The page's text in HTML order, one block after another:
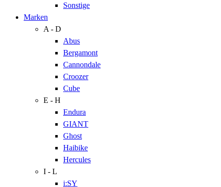
Sonstige
Marken
A - D
Abus
Bergamont
Cannondale
Croozer
Cube
E - H
Endura
GIANT
Ghost
Haibike
Hercules
I - L
i:SY